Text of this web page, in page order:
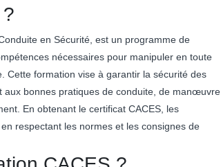
en Sécurité, est un programme de
nécessaires pour manipuler en toute
Cette formation vise à garantir la sécurité des
bonnes pratiques de conduite, de manœuvre
En obtenant le certificat CACES, les
respectant les normes et les consignes de